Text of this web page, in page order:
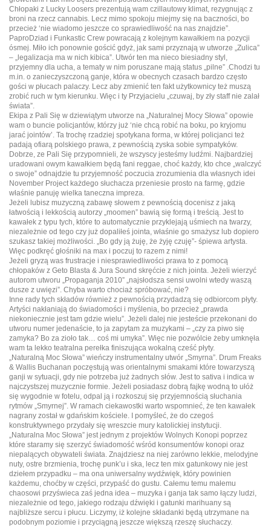
Chłopaki z Lucky Loosers prezentują wam czillautowy klimat, rezygnując z
broni na rzecz cannabis. Lecz mimo spokoju miejmy się na baczności, bo
przecież ‘nie wiadomo jeszcze co sprawiedliwość na nas znajdzie”.
PaproDziad i Funkastic Crew powracają z kolejnym kawałkiem na pozycji
ósmej. Miło ich ponownie gościć gdyż, jak sami przyznają w utworze „Zulica”
– „legalizacja ma w nich kibica”. Utwór ten ma nieco biesiadny styl,
przyjemny dla ucha, a tematy w nim poruszane mają status „pilne” .Chodzi tu
m.in. o zanieczyszczoną ganje, która w obecnych czasach bardzo często
gości w płucach palaczy. Lecz aby zmienić ten fakt użytkownicy też muszą
zrobić ruch w tym kierunku. Więc i ty Przyjacielu „czuwaj, by zły staff nie zalał
świata”.
Ekipa z Pali Się w dziewiątym utworze na „Naturalnej Mocy Słowa” opowie
wam o buncie policjantów, którzy już ‘nie chcą robić na boku, po kryjomu
jarać jointów’. Ta trochę rzadziej spotykana forma, w której policjanci też
padają ofiarą polskiego prawa, z pewnością zyska sobie sympatyków.
Dobrze, ze Pali Się przypomnieli, że wszyscy jesteśmy ludźmi. Najbardziej
uradowani owym kawałkiem będą fani reggae, choć każdy, kto chce „walczyć
o swoje” odnajdzie tu przyjemność poczucia zrozumienia dla własnych idei
November Project każdego słuchacza przeniesie prosto na farmę, gdzie
właśnie panuję wielka taneczna impreza.
Jeżeli lubisz muzyczną zabawę słowem z pewnością docenisz z jaką
łatwością i lekkością autorzy „moomen” bawią się formą i treścią. Jest to
kawałek z typu tych, które to automatycznie przyklejają uśmiech na twarzy,
niezależnie od tego czy już dopaliłeś jointa, właśnie go smażysz lub dopiero
szukasz takiej możliwości. „Bo gdy ją żuję, że żyję czuję”- śpiewa artysta.
Więc podkręć głośniki na max i poczuj to razem z nimi!
Jeżeli gryzą was frustracje i niesprawiedliwości prawa to z pomocą
chłopaków z Geto Blasta & Jura Sound skręćcie z nich jointa. Jeżeli wierzyć
autorom utworu „Propaganja 2010” „najsłodsza sensi uwolni wtedy waszą
dusze z uwięzi”. Chyba warto chociaż spróbować, nie?
Inne rady tych składów również z pewnością przydadzą się odbiorcom płyty.
Artyści nakłaniają do świadomości i myślenia, bo przecież „prawda
niekoniecznie jest tam gdzie wielu”. Jeżeli dalej nie jesteście przekonani do
utworu numer jedenaście, to ja zapytam za muzykami – „czy za piwo się
zamyka? Bo za zioło tak… coś mi umyka”. Więc nie pozwólcie żeby umknęła
wam ta lekko teatralna perełka finiszująca wokalną cześć płyty.
„Naturalną Moc Słowa” wieńczy instrumentalny utwór „Smyrna”. Drum Freaks
& Wallis Buchanan poczęstują was orientalnymi smakami które towarzyszą
ganji w sytuacji, gdy nie potrzeba już żadnych słów. Jest to sativa i indica w
najczystszej muzycznie formie. Jeżeli posiadasz dobrą fajkę wodną to ułóż
się wygodnie w fotelu, odpal ją i rozkoszuj się przyjemnością słuchania
rytmów „Smyrnej”. W ramach ciekawostki warto wspomnieć, że ten kawałek
nagrany został w gdańskim kościele. I pomyśleć, że do czegoś
konstruktywnego przydały się wreszcie mury katolickiej instytucji.
„Naturalna Moc Słowa” jest jednym z projektów Wolnych Konopi poprzez
które staramy się szerzyć świadomość wśród konsumentów konopi oraz
niepalących obywateli świata. Znajdziesz na niej zarówno lekkie, melodyjne
nuty, ostre brzmienia, trochę punk’u i ska, lecz ten mix gatunkowy nie jest
dziełem przypadku – ma ona uniwersalny wydźwięk, który powinien
każdemu, choćby w części, przypaść do gustu. Całemu temu małemu
chaosowi przyświeca zaś jedna idea – muzyka i ganja tak samo łączy ludzi,
niezależnie od tego, jakiego rodzaju dźwięki i gatunki marihuany są
najbliższe sercu i płucu. Liczymy, iż kolejne składanki będą utrzymane na
podobnym poziomie i przyciągną jeszcze większą rzeszę słuchaczy.